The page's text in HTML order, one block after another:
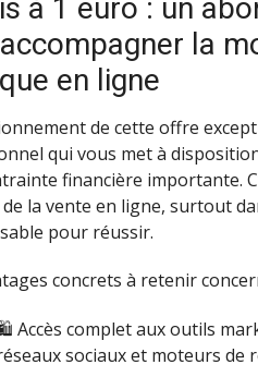
à 1 euro : un
la
en ligne
de cette offre
qui vous met à
financière importante.
de la vente en ligne, surtout
pour réussir.
concrets à retenir
Accès complet aux outils
sociaux et moteurs de